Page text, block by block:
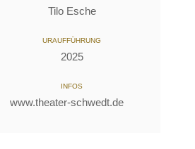
Tilo Esche
URAUFFÜHRUNG
2025
INFOS
www.theater-schwedt.de